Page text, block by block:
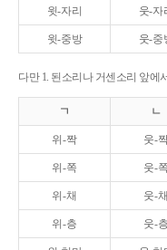
윗-자리 웃-자
윗-중방 웃-중
다만 1. 된소리나 거센소리 앞에
ㄱ ㄴ
위-짝 웃-
위-쪽 웃-쪽
위-채 웃-채
위-층 웃-층